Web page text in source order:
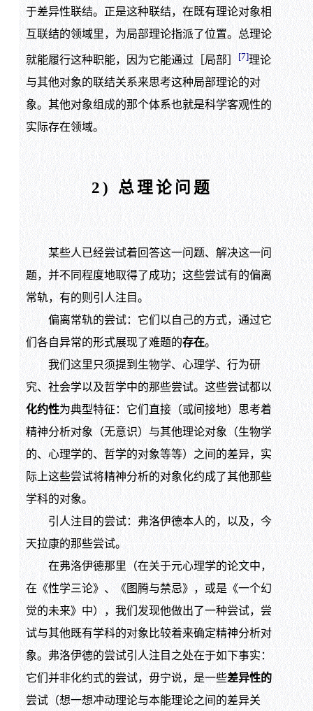
于差异性联结。正是这种联结，在既有理论对象相
互联结的领域里，为局部理论指派了位置。总理论
就能履行这种职能，因为它能通过［局部］ [7]理论
与其他对象的联结关系来思考这种局部理论的对
象。其他对象组成的那个体系也就是科学客观性的
实际存在领域。
2) 总理论问题
某些人已经尝试着回答这一问题、解决这一问
题，并不同程度地取得了成功；这些尝试有的偏离
常轨，有的则引人注目。
偏离常轨的尝试：它们以自己的方式，通过它
们各自异常的形式展现了难题的存在。
我们这里只须提到生物学、心理学、行为研
究、社会学以及哲学中的那些尝试。这些尝试都以
化约性为典型特征：它们直接（或间接地）思考着
精神分析对象（无意识）与其他理论对象（生物学
的、心理学的、哲学的对象等等）之间的差异，实
际上这些尝试将精神分析的对象化约成了其他那些
学科的对象。
引人注目的尝试：弗洛伊德本人的，以及，今
天拉康的那些尝试。
在弗洛伊德那里（在关于元心理学的论文中，
在《性学三论》、《图腾与禁忌》，或是《一个幻
觉的未来》中），我们发现他做出了一种尝试，尝
试与其他既有学科的对象比较着来确定精神分析对
象。弗洛伊德的尝试引人注目之处在于如下事实：
它们并非化约式的尝试，毋宁说，是一些差异性的
尝试（想一想冲动理论与本能理论之间的差异关